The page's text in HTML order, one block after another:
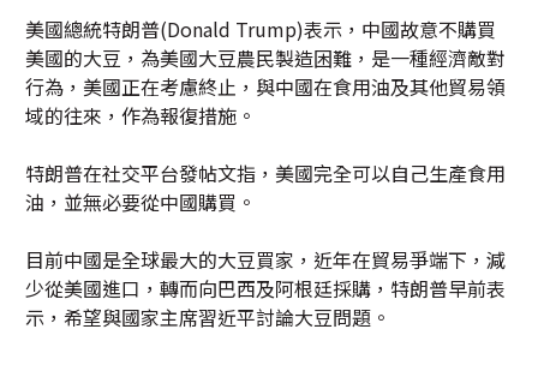
美國總統特朗普(Donald Trump)表示，中國故意不購買
美國的大豆，為美國大豆農民製造困難，是一種經濟敵對
行為，美國正在考慮終止，與中國在食用油及其他貿易領
域的往來，作為報復措施。
特朗普在社交平台發帖文指，美國完全可以自己生產食用
油，並無必要從中國購買。
目前中國是全球最大的大豆買家，近年在貿易爭端下，減
少從美國進口，轉而向巴西及阿根廷採購，特朗普早前表
示，希望與國家主席習近平討論大豆問題。